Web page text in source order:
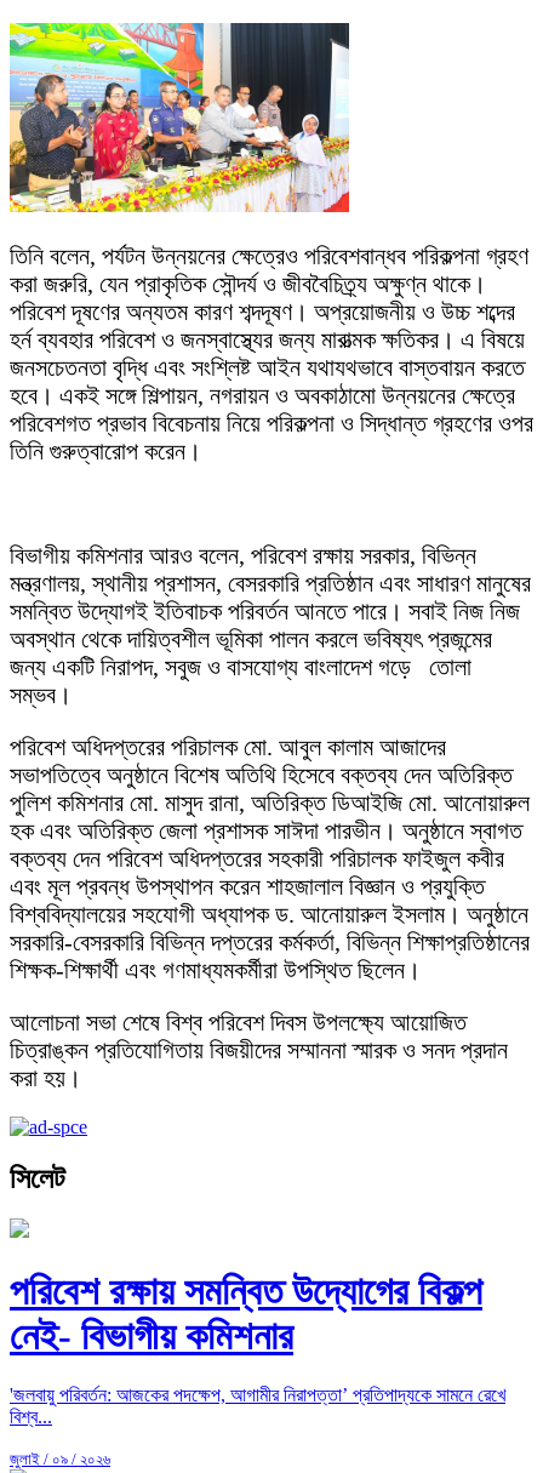
তিনি বলেন, পর্যটন উন্নয়নের ক্ষেত্রেও পরিবেশবান্ধব পরিকল্পনা গ্রহণ
করা জরুরি, যেন প্রাকৃতিক সৌন্দর্য ও জীববৈচিত্র্য অক্ষুণ্ন থাকে।
পরিবেশ দূষণের অন্যতম কারণ শব্দদূষণ। অপ্রয়োজনীয় ও উচ্চ শব্দের
হর্ন ব্যবহার পরিবেশ ও জনস্বাস্থ্যের জন্য মারাত্মক ক্ষতিকর। এ বিষয়ে
জনসচেতনতা বৃদ্ধি এবং সংশ্লিষ্ট আইন যথাযথভাবে বাস্তবায়ন করতে
হবে। একই সঙ্গে শিল্পায়ন, নগরায়ন ও অবকাঠামো উন্নয়নের ক্ষেত্রে
পরিবেশগত প্রভাব বিবেচনায় নিয়ে পরিকল্পনা ও সিদ্ধান্ত গ্রহণের ওপর
তিনি গুরুত্বারোপ করেন।
বিভাগীয় কমিশনার আরও বলেন, পরিবেশ রক্ষায় সরকার, বিভিন্ন
মন্ত্রণালয়, স্থানীয় প্রশাসন, বেসরকারি প্রতিষ্ঠান এবং সাধারণ মানুষের
সমন্বিত উদ্যোগই ইতিবাচক পরিবর্তন আনতে পারে। সবাই নিজ নিজ
অবস্থান থেকে দায়িত্বশীল ভূমিকা পালন করলে ভবিষ্যৎ প্রজন্মের
জন্য একটি নিরাপদ, সবুজ ও বাসযোগ্য বাংলাদেশ গড়ে তোলা
সম্ভব।
পরিবেশ অধিদপ্তরের পরিচালক মো. আবুল কালাম আজাদের
সভাপতিত্বে অনুষ্ঠানে বিশেষ অতিথি হিসেবে বক্তব্য দেন অতিরিক্ত
পুলিশ কমিশনার মো. মাসুদ রানা, অতিরিক্ত ডিআইজি মো. আনোয়ারুল
হক এবং অতিরিক্ত জেলা প্রশাসক সাঈদা পারভীন। অনুষ্ঠানে স্বাগত
বক্তব্য দেন পরিবেশ অধিদপ্তরের সহকারী পরিচালক ফাইজুল কবীর
এবং মূল প্রবন্ধ উপস্থাপন করেন শাহজালাল বিজ্ঞান ও প্রযুক্তি
বিশ্ববিদ্যালয়ের সহযোগী অধ্যাপক ড. আনোয়ারুল ইসলাম। অনুষ্ঠানে
সরকারি-বেসরকারি বিভিন্ন দপ্তরের কর্মকর্তা, বিভিন্ন শিক্ষাপ্রতিষ্ঠানের
শিক্ষক-শিক্ষার্থী এবং গণমাধ্যমকর্মীরা উপস্থিত ছিলেন।
আলোচনা সভা শেষে বিশ্ব পরিবেশ দিবস উপলক্ষ্যে আয়োজিত
চিত্রাঙ্কন প্রতিযোগিতায় বিজয়ীদের সম্মাননা স্মারক ও সনদ প্রদান
করা হয়।
সিলেট
পরিবেশ রক্ষায় সমন্বিত উদ্যোগের বিকল্প
নেই- বিভাগীয় কমিশনার
'জলবায়ু পরিবর্তন: আজকের পদক্ষেপ, আগামীর নিরাপত্তা’ প্রতিপাদ্যকে সামনে রেখে
বিশ্ব...
জুলাই / ০৯ / ২০২৬